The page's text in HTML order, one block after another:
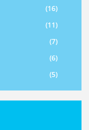
(16)
(11)
(7)
(6)
(5)